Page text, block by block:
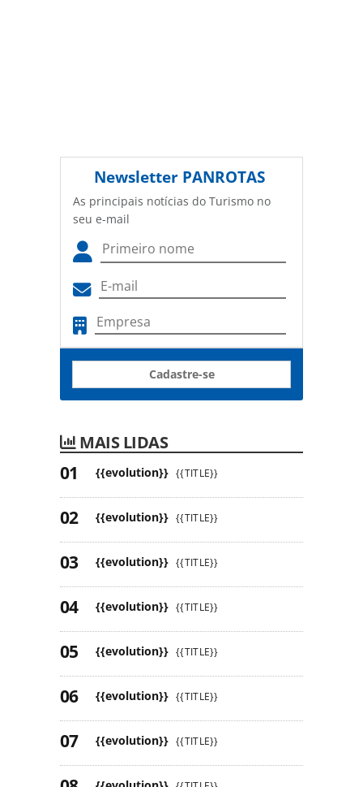
Newsletter PANROTAS
As principais notícias do Turismo no
seu e-mail
Cadastre-se
MAIS LIDAS
{{evolution}} {{TITLE}}
{{evolution}} {{TITLE}}
{{evolution}} {{TITLE}}
{{evolution}} {{TITLE}}
{{evolution}} {{TITLE}}
{{evolution}} {{TITLE}}
{{evolution}} {{TITLE}}